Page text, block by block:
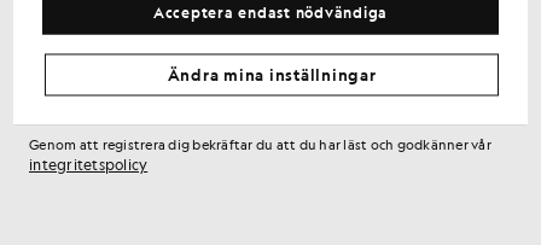
förtursrätt och belöningar.
E-postadress
Genom att registrera dig bekräftar du att du har läst och godkänner vår
integritetspolicy
Acceptera endast nödvändiga
Ändra mina inställningar